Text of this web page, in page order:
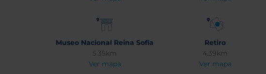
Museo Nacional Reina Sofía
5.35km
Ver mapa
Retiro
4.39km
Ver mapa